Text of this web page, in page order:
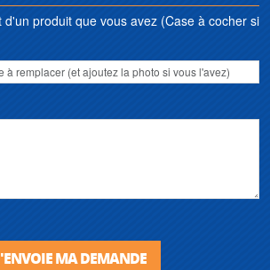
d'un produit que vous avez (Case à cocher si
MA DEMANDE